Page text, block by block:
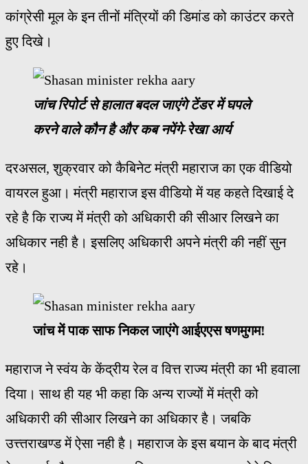
कांग्रेसी मूल के इन तीनों मंत्रियों की डिमांड को काउंटर करते
हुए दिखे।
जांच रिपोर्ट से हालात बदल जाएंगे टेंडर में घपले
करने वाले कौन है और कब नपेंगे-रेखा आर्य
दरअसल, शुक्रवार को कैबिनेट मंत्री महाराज का एक वीडियो
वायरल हुआ। मंत्री महाराज इस वीडियो में यह कहते दिखाई दे
रहे है कि राज्य में मंत्री को अधिकारी की सीआर लिखने का
अधिकार नही है। इसलिए अधिकारी अपने मंत्री की नहीं सुन
रहे।
जांच में पाक साफ निकल जाएंगे आईएएस षणमुगम!
महाराज ने स्वंय के केंद्रीय रेल व वित्त राज्य मंत्री का भी हवाला
दिया। साथ ही यह भी कहा कि अन्य राज्यों में मंत्री को
अधिकारी की सीआर लिखने का अधिकार है। जबकि
उत्त्तराखण्ड में ऐसा नही है। महाराज के इस बयान के बाद मंत्री